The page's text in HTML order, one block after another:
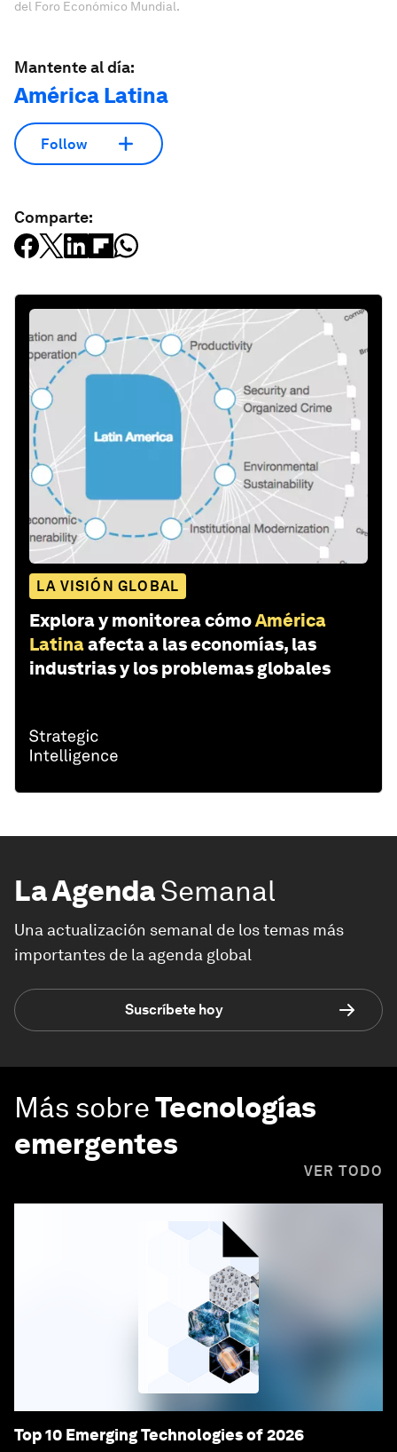
del Foro Económico Mundial.
Mantente al día:
América Latina
Follow
Comparte:
LA VISIÓN GLOBAL
Explora y monitorea cómoAmérica
Latinaafecta a las economías, las
industrias y los problemas globales
La AgendaSemanal
Una actualización semanal de los temas más
importantes de la agenda global
Suscríbete hoy
Más sobreTecnologías
emergentes
VER TODO
Top 10 Emerging Technologies of 2026